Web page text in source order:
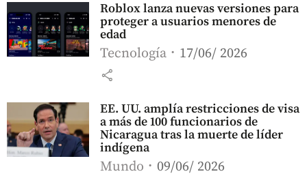
Roblox lanza nuevas versiones para
proteger a usuarios menores de
edad
Tecnología 17/06/ 2026
share
EE. UU. amplía restricciones de visa
a más de 100 funcionarios de
Nicaragua tras la muerte de líder
indígena
Mundo 09/06/ 2026